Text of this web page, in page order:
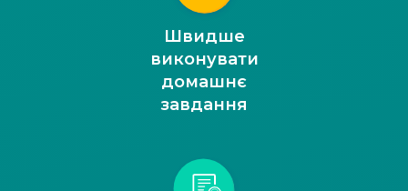
Швидше
виконувати
домашнє
завдання